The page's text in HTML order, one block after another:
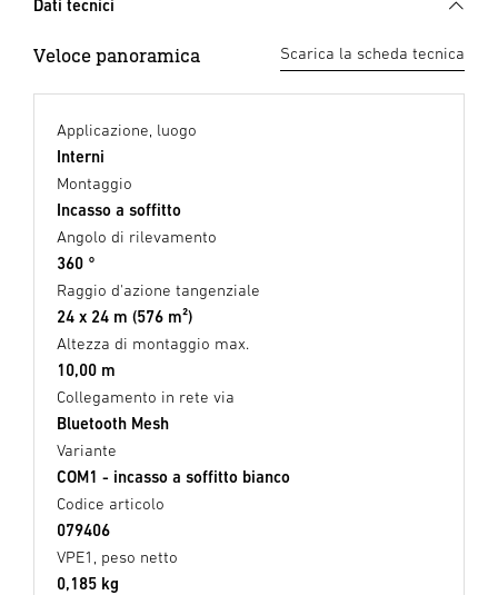
Dati tecnici
Veloce panoramica Scarica la scheda tecnica
Applicazione, luogo
Interni
Montaggio
Incasso a soffitto
Angolo di rilevamento
360 °
Raggio d'azione tangenziale
24 x 24 m (576 m²)
Altezza di montaggio max.
10,00 m
Collegamento in rete via
Bluetooth Mesh
Variante
COM1 - incasso a soffitto bianco
Codice articolo
079406
VPE1, peso netto
0,185 kg